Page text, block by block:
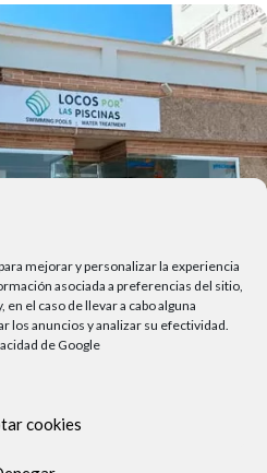
mejorar y personalizar la experiencia
asociada a preferencias del sitio,
el caso de llevar a cabo alguna
los anuncios y analizar su efectividad.
de Google
cookies